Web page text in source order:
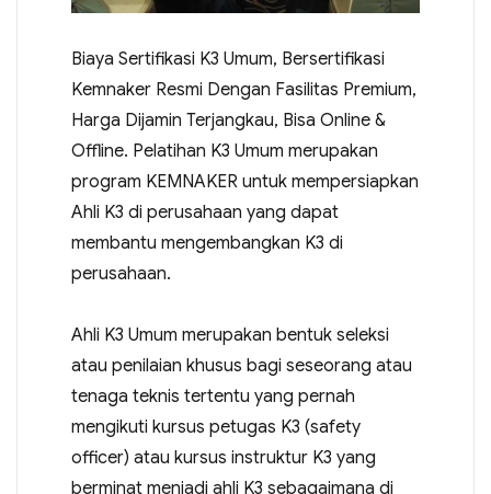
Biaya Sertifikasi K3 Umum, Bersertifikasi
Kemnaker Resmi Dengan Fasilitas Premium,
Harga Dijamin Terjangkau, Bisa Online &
Offline. Pelatihan K3 Umum merupakan
program KEMNAKER untuk mempersiapkan
Ahli K3 di perusahaan yang dapat
membantu mengembangkan K3 di
perusahaan.
Ahli K3 Umum merupakan bentuk seleksi
atau penilaian khusus bagi seseorang atau
tenaga teknis tertentu yang pernah
mengikuti kursus petugas K3 (safety
officer) atau kursus instruktur K3 yang
berminat menjadi ahli K3 sebagaimana di